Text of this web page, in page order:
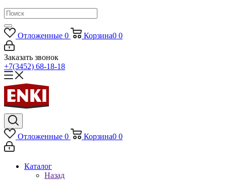
Отложенные 0 Корзина0 0
Заказать звонок
+7(3452) 68-18-18
Отложенные 0 Корзина0 0
Каталог
Назад